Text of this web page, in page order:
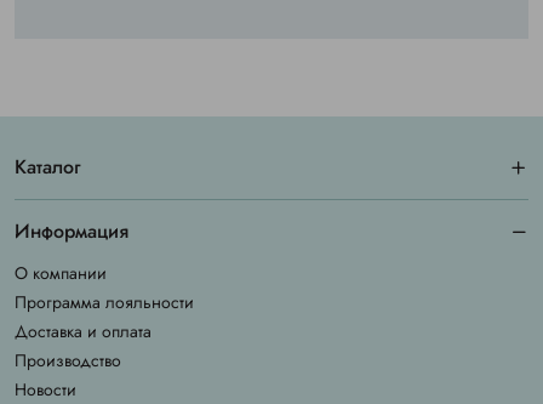
Каталог
Информация
О компании
Программа лояльности
Доставка и оплата
Производство
Новости